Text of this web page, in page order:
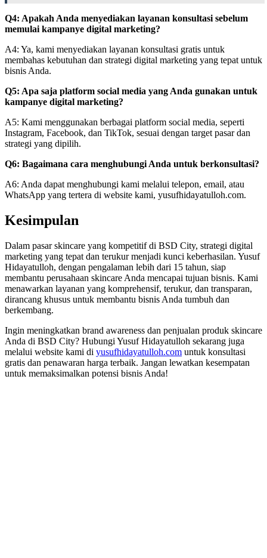
Q4: Apakah Anda menyediakan layanan konsultasi sebelum
memulai kampanye digital marketing?
A4: Ya, kami menyediakan layanan konsultasi gratis untuk
membahas kebutuhan dan strategi digital marketing yang tepat untuk
bisnis Anda.
Q5: Apa saja platform social media yang Anda gunakan untuk
kampanye digital marketing?
A5: Kami menggunakan berbagai platform social media, seperti
Instagram, Facebook, dan TikTok, sesuai dengan target pasar dan
strategi yang dipilih.
Q6: Bagaimana cara menghubungi Anda untuk berkonsultasi?
A6: Anda dapat menghubungi kami melalui telepon, email, atau
WhatsApp yang tertera di website kami, yusufhidayatulloh.com.
Kesimpulan
Dalam pasar skincare yang kompetitif di BSD City, strategi digital
marketing yang tepat dan terukur menjadi kunci keberhasilan. Yusuf
Hidayatulloh, dengan pengalaman lebih dari 15 tahun, siap
membantu perusahaan skincare Anda mencapai tujuan bisnis. Kami
menawarkan layanan yang komprehensif, terukur, dan transparan,
dirancang khusus untuk membantu bisnis Anda tumbuh dan
berkembang.
Ingin meningkatkan brand awareness dan penjualan produk skincare
Anda di BSD City? Hubungi Yusuf Hidayatulloh sekarang juga
melalui website kami di yusufhidayatulloh.com untuk konsultasi
gratis dan penawaran harga terbaik. Jangan lewatkan kesempatan
untuk memaksimalkan potensi bisnis Anda!